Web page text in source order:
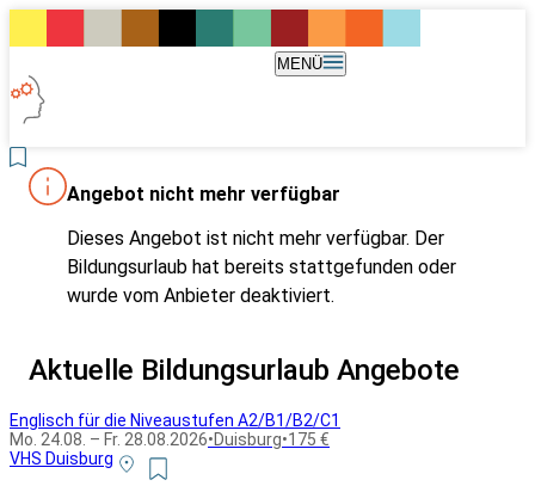
MENÜ
Angebot nicht mehr verfügbar
Dieses Angebot ist nicht mehr verfügbar. Der
Bildungsurlaub hat bereits stattgefunden oder
wurde vom Anbieter deaktiviert.
Aktuelle Bildungsurlaub Angebote
Englisch für die Niveaustufen A2/B1/B2/C1
Mo. 24.08. – Fr. 28.08.2026•Duisburg•175 €
VHS Duisburg